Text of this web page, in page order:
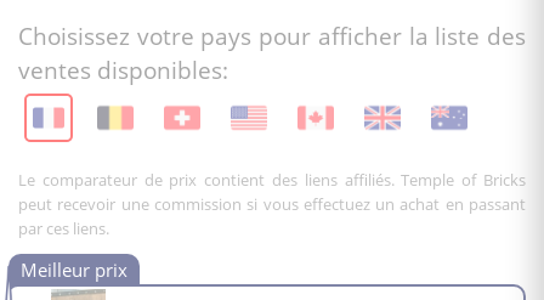
Choisissez votre pays pour afficher la liste des
ventes disponibles:
Le comparateur de prix contient des liens affiliés. Temple of Bricks
peut recevoir une commission si vous effectuez un achat en passant
par ces liens.